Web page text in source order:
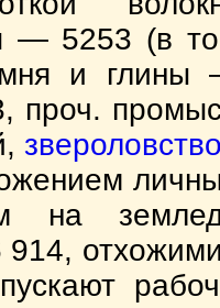
— 5253 (в
и
на
914,